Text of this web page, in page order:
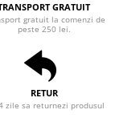
GRATUIT
gratuit la comenzi de
peste 250 lei.
RETUR
zile sa returnezi produsul